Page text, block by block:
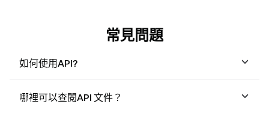
常見問題
如何使用API​​?
哪裡可以查閱API 文件？